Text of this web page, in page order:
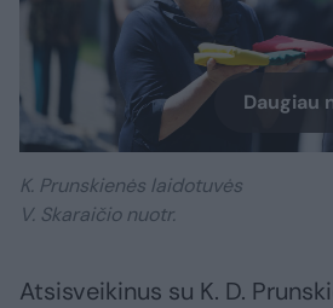
Daugiau
K. Prunskienės laidotuvės
V. Skaraičio nuotr.
Atsisveikinus su K. D.